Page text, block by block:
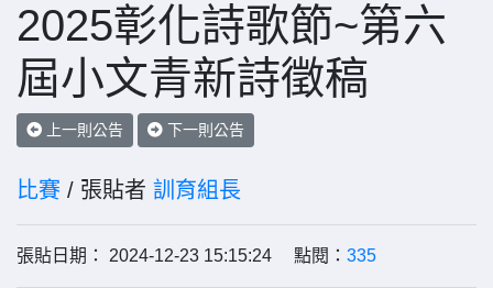
2025彰化詩歌節~第六
屆小文青新詩徵稿
上一則公告 下一則公告
比賽 / 張貼者 訓育組長
張貼日期： 2024-12-23 15:15:24 點閱： 335